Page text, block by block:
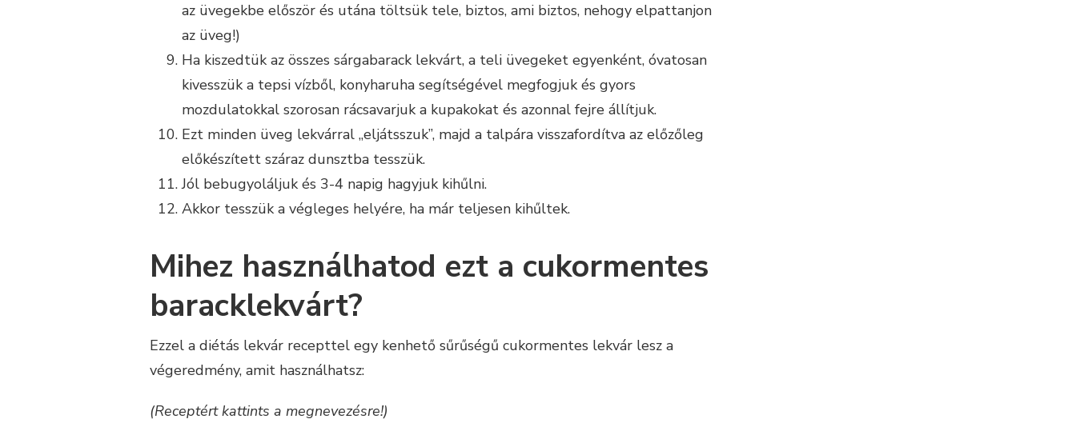
az üvegekbe először és utána töltsük tele, biztos, ami biztos, nehogy elpattanjon
az üveg!)
Ha kiszedtük az összes sárgabarack lekvárt, a teli üvegeket egyenként, óvatosan
kivesszük a tepsi vízből, konyharuha segítségével megfogjuk és gyors
mozdulatokkal szorosan rácsavarjuk a kupakokat és azonnal fejre állítjuk.
Ezt minden üveg lekvárral „eljátsszuk”, majd a talpára visszafordítva az előzőleg
előkészített száraz dunsztba tesszük.
Jól bebugyoláljuk és 3-4 napig hagyjuk kihűlni.
Akkor tesszük a végleges helyére, ha már teljesen kihűltek.
Mihez használhatod ezt a cukormentes
baracklekvárt?
Ezzel a diétás lekvár recepttel egy kenhető sűrűségű cukormentes lekvár lesz a
végeredmény, amit használhatsz:
(Receptért kattints a megnevezésre!)